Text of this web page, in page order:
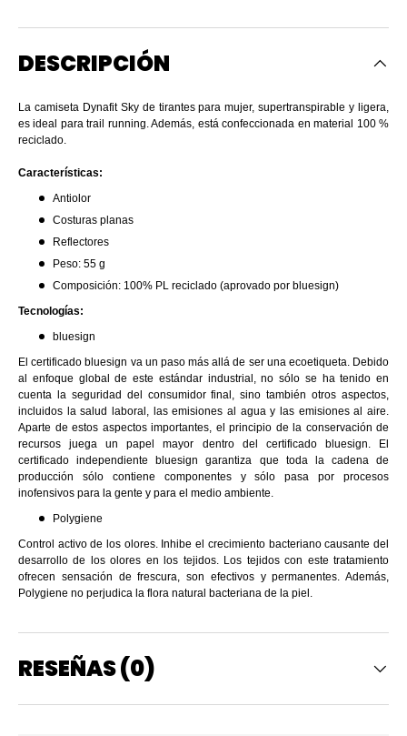
DESCRIPCIÓN
La camiseta Dynafit Sky de tirantes para mujer, supertranspirable y ligera,
es ideal para trail running. Además, está confeccionada en material 100 %
reciclado.
Características:
Antiolor
Costuras planas
Reflectores
Peso: 55 g
Composición: 100% PL reciclado (aprovado por bluesign)
Tecnologías:
bluesign
El certificado bluesign va un paso más allá de ser una ecoetiqueta. Debido
al enfoque global de este estándar industrial, no sólo se ha tenido en
cuenta la seguridad del consumidor final, sino también otros aspectos,
incluidos la salud laboral, las emisiones al agua y las emisiones al aire.
Aparte de estos aspectos importantes, el principio de la conservación de
recursos juega un papel mayor dentro del certificado bluesign. El
certificado independiente bluesign garantiza que toda la cadena de
producción sólo contiene componentes y sólo pasa por procesos
inofensivos para la gente y para el medio ambiente.
Polygiene
Control activo de los olores. Inhibe el crecimiento bacteriano causante del
desarrollo de los olores en los tejidos. Los tejidos con este tratamiento
ofrecen sensación de frescura, son efectivos y permanentes. Además,
Polygiene no perjudica la flora natural bacteriana de la piel.
RESEÑAS (0)